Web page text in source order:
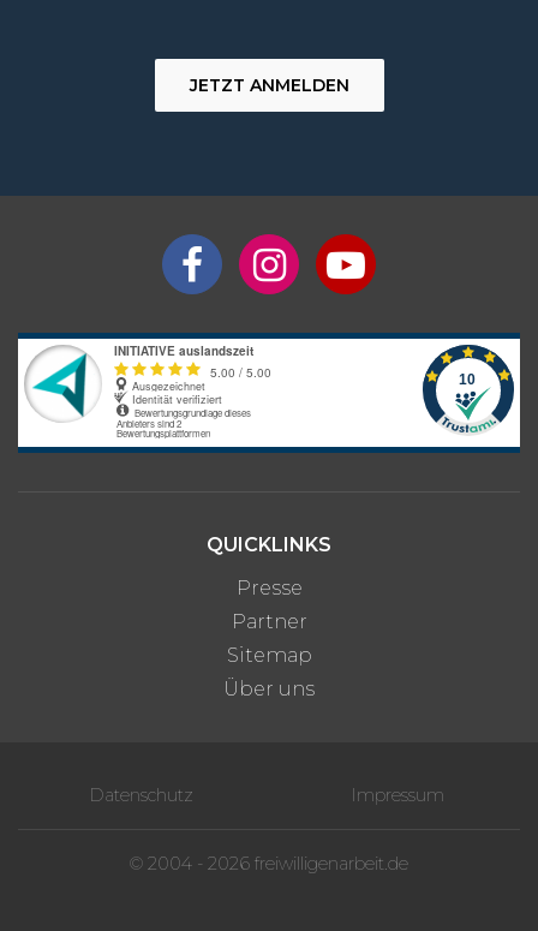
JETZT ANMELDEN
QUICKLINKS
Presse
Partner
Sitemap
Über uns
Datenschutz Impressum
© 2004 - 2026 freiwilligenarbeit.de